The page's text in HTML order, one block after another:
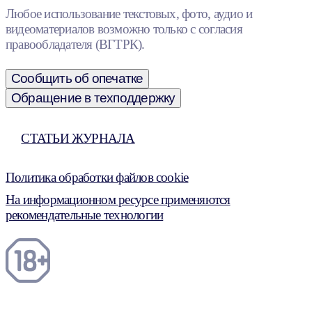
Любое использование текстовых, фото, аудио и
видеоматериалов возможно только с согласия
правообладателя (ВГТРК).
Сообщить об опечатке
Обращение в техподдержку
СТАТЬИ ЖУРНАЛА
Политика обработки файлов cookie
На информационном ресурсе применяются
рекомендательные технологии